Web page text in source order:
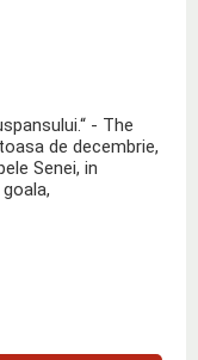
- The
de decembrie,
Senei, in